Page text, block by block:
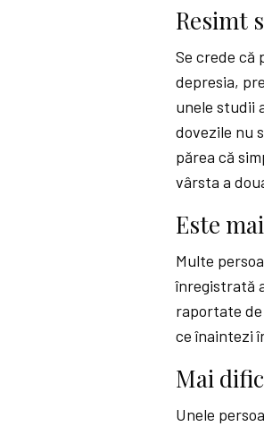
Resimt
Se crede că
depresia,
unele studii
dovezile nu
părea că
vârsta a
Este
Multe
înregistrată
raportate
ce înaintezi
Mai
Unele